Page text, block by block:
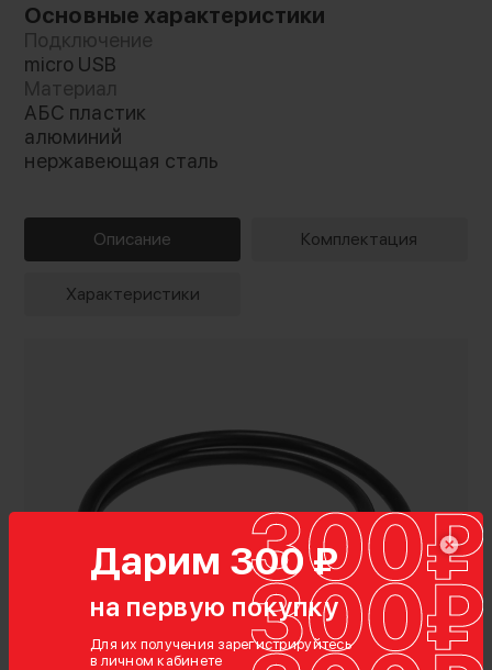
Дарим 300 ₽
на первую покупку
Для их получения зарегистрируйтесь
в личном кабинете
Основные характеристики
Подключение
micro USB
Материал
АБС пластик
алюминий
нержавеющая сталь
Описание Комплектация
Характеристики